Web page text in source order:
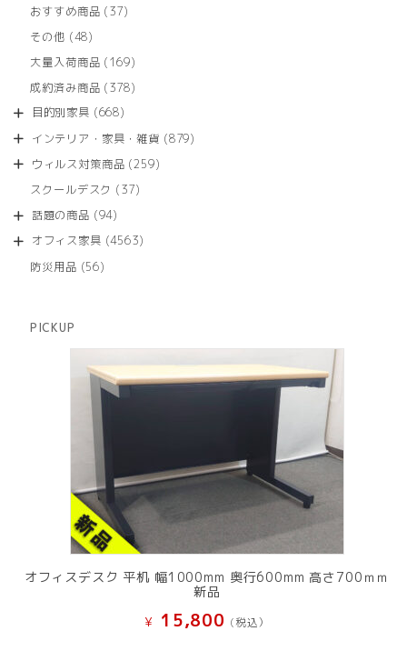
商
の
商
おすすめ商品 3737
商
その他 4848
の
商
大量入荷商品 169169
の
成約済み商品 378378
商
目的別家具 668668
の
商
インテリア・家具・雑貨 879879
ウィルス対策商品 259259
スクールデスク 3737
商
話題の商品 9494
の
オフィス家具 45634563
防災用品 5656
PICKUP
オフィスデスク 平机 幅1000mm 奥行600mm 高さ700ｍｍ
新品
¥ 15,800 (税込）